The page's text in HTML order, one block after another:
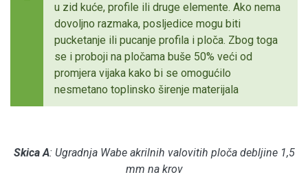
u zid kuće, profile ili druge elemente. Ako nema
dovoljno razmaka, posljedice mogu biti
pucketanje ili pucanje profila i ploča. Zbog toga
se i proboji na pločama buše 50% veći od
promjera vijaka kako bi se omogućilo
nesmetano toplinsko širenje materijala
Skica A: Ugradnja Wabe akrilnih valovitih ploča debljine 1,5
mm na krov